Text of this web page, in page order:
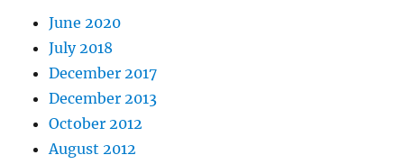
June 2020
July 2018
December 2017
December 2013
October 2012
August 2012